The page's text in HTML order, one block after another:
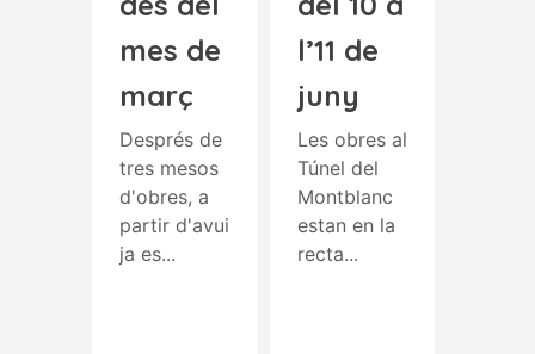
mes de
març
Després de
tres mesos
d'obres, a
partir d'avui
ja es...
l’11 de
juny
Les obres al
Túnel del
Montblanc
estan en la
recta...